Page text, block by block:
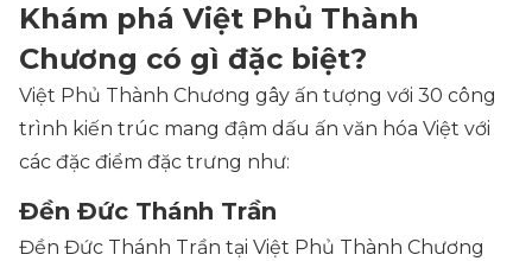
Khám phá Việt Phủ Thành
Chương có gì đặc biệt?
Việt Phủ Thành Chương gây ấn tượng với 30 công
trình kiến trúc mang đậm dấu ấn văn hóa Việt với
các đặc điểm đặc trưng như:
Đền Đức Thánh Trần
Đền Đức Thánh Trần tại Việt Phủ Thành Chương